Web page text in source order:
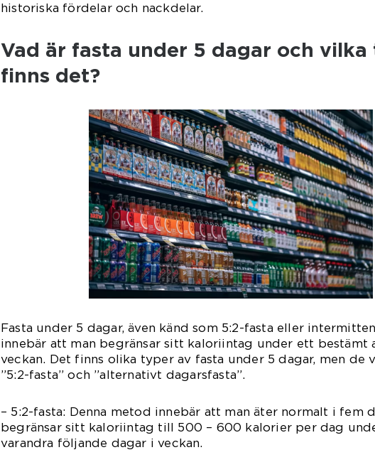
historiska fördelar och nackdelar.
Vad är fasta under 5 dagar och vilka
finns det?
Fasta under 5 dagar, även känd som 5:2-fasta eller
innebär att man begränsar sitt kaloriintag under ett bestämt
veckan. Det finns olika typer av fasta under 5 dagar, men de
”5:2-fasta” och ”alternativt dagarsfasta”.
– 5:2-fasta: Denna metod innebär att man äter normalt i fem
begränsar sitt kaloriintag till 500 – 600 kalorier per dag
varandra följande dagar i veckan.